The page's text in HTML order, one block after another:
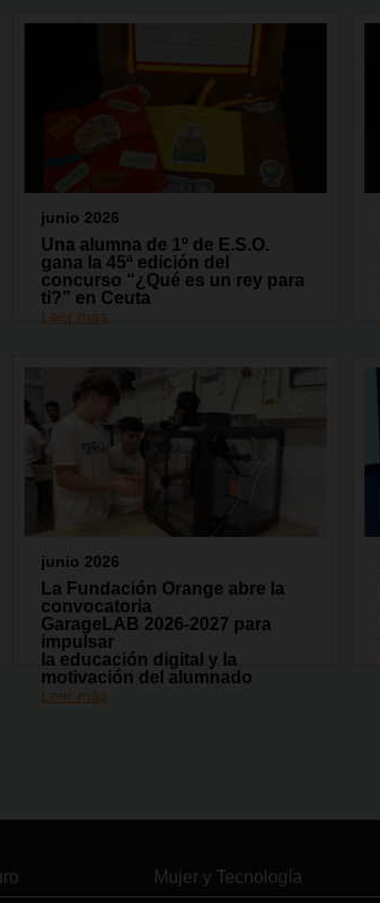
junio 2026
Una alumna de 1º de E.S.O.
gana la 45ª edición del
concurso “¿Qué es un rey para
ti?” en Ceuta
Leer más
junio 2026
La Fundación Orange abre la
convocatoria
GarageLAB 2026-2027 para
impulsar
la educación digital y la
motivación del alumnado
Leer más
Mujer y Tecnología